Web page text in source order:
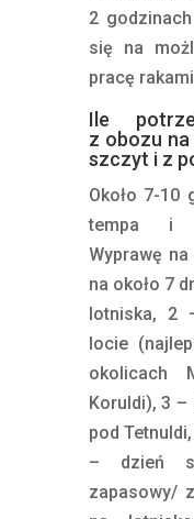
2
się na
pracę
Ile
z obozu na
szczyt i z
Około 7-10
tempa i
Wyprawę
na około 7
lotniska, 2
locie
okolicach
Koruldi), 3
pod
– dzień
zapasowy/